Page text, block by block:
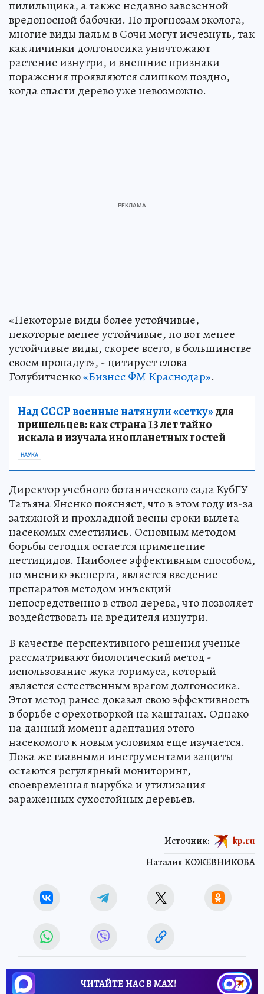
пилильщика, а также недавно завезенной
вредоносной бабочки. По прогнозам эколога,
многие виды пальм в Сочи могут исчезнуть, так
как личинки долгоносика уничтожают
растение изнутри, и внешние признаки
поражения проявляются слишком поздно,
когда спасти дерево уже невозможно.
«Некоторые виды более устойчивые,
некоторые менее устойчивые, но вот менее
устойчивые виды, скорее всего, в большинстве
своем пропадут», - цитирует слова
Голубитченко«Бизнес ФМ Краснодар».
Над СССР военные натянули «сетку»для
пришельцев: как страна 13 лет тайно
искала и изучала инопланетных гостей
НАУКА
Директор учебного ботанического сада КубГУ
Татьяна Яненко поясняет, что в этом году из-за
затяжной и прохладной весны сроки вылета
насекомых сместились. Основным методом
борьбы сегодня остается применение
пестицидов. Наиболее эффективным способом,
по мнению эксперта, является введение
препаратов методом инъекций
непосредственно в ствол дерева, что позволяет
воздействовать на вредителя изнутри.
В качестве перспективного решения ученые
рассматривают биологический метод -
использование жука торимуса, который
является естественным врагом долгоносика.
Этот метод ранее доказал свою эффективность
в борьбе с орехотворкой на каштанах. Однако
на данный момент адаптация этого
насекомого к новым условиям еще изучается.
Пока же главными инструментами защиты
остаются регулярный мониторинг,
своевременная вырубка и утилизация
зараженных сухостойных деревьев.
Наталия КОЖЕВНИКОВА
Источник: kp.ru
ЧИТАЙТЕ НАС В МАХ!